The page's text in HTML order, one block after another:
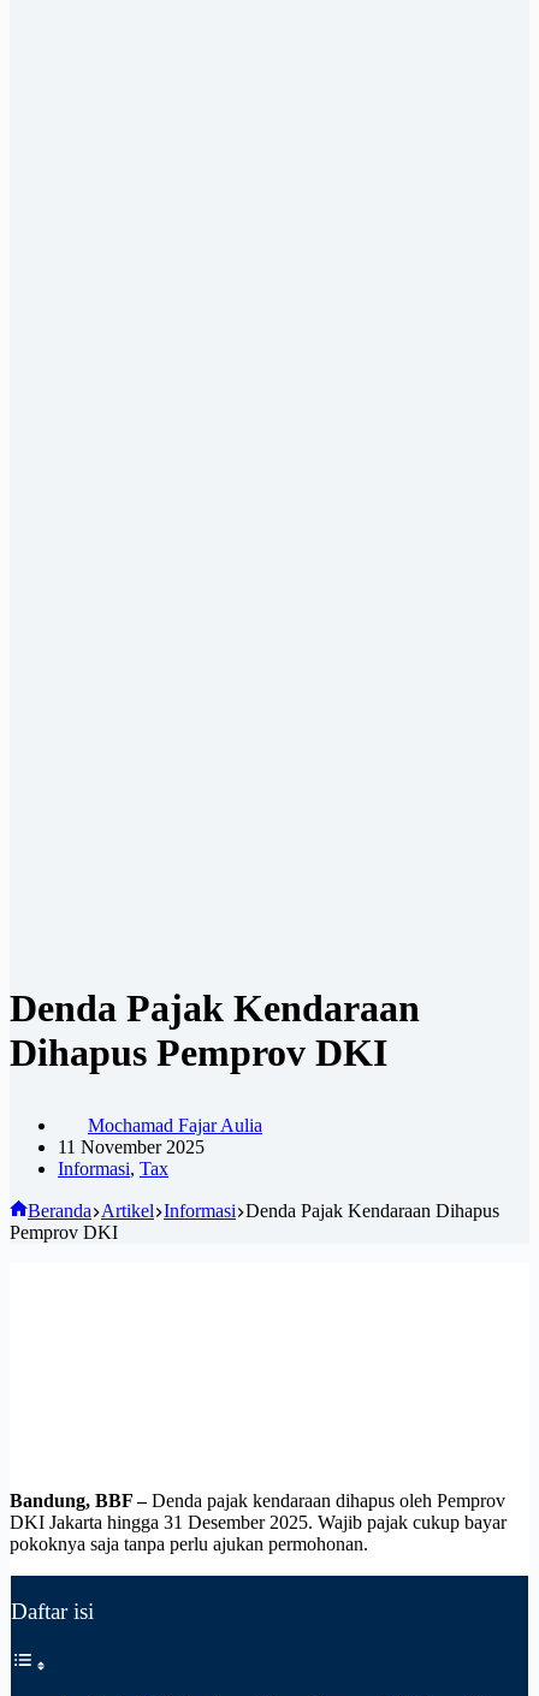
Denda Pajak Kendaraan
Dihapus Pemprov DKI
Mochamad Fajar Aulia
11 November 2025
Informasi, Tax
Beranda Artikel Informasi Denda Pajak Kendaraan Dihapus
Pemprov DKI
Bandung, BBF –Denda pajak kendaraan dihapus oleh Pemprov
DKI Jakarta hingga 31 Desember 2025. Wajib pajak cukup bayar
pokoknya saja tanpa perlu ajukan permohonan.
Daftar isi